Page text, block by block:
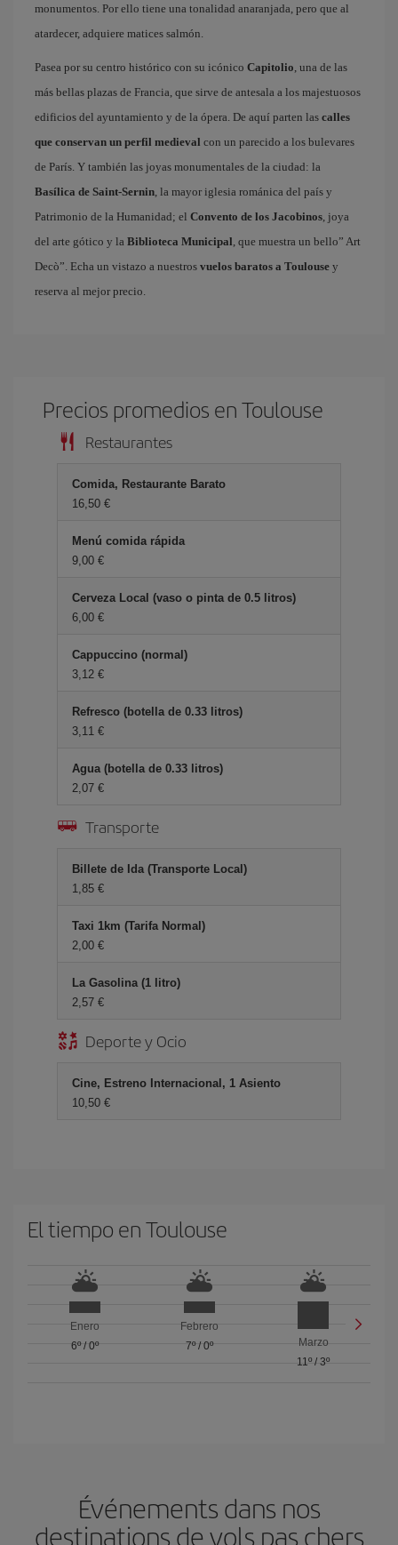
monumentos. Por ello tiene una tonalidad anaranjada, pero que al
atardecer, adquiere matices salmón.
Pasea por su centro histórico con su icónico Capitolio , una de las
más bellas plazas de Francia, que sirve de antesala a los majestuosos
edificios del ayuntamiento y de la ópera. De aquí parten las calles
que conservan un perfil medieval con un parecido a los bulevares
de París. Y también las joyas monumentales de la ciudad: la
Basílica de Saint-Sernin , la mayor iglesia románica del país y
Patrimonio de la Humanidad; el Convento de los Jacobinos , joya
del arte gótico y la Biblioteca Municipal , que muestra un bello” Art
Decò”. Echa un vistazo a nuestros vuelos baratos a Toulouse y
reserva al mejor precio.
Precios promedios en Toulouse
Restaurantes
Comida, Restaurante Barato
16,50
Menú comida rápida
9,00
Cerveza Local (vaso o pinta de 0.5 litros)
6,00
Cappuccino (normal)
3,12
Refresco (botella de 0.33 litros)
3,11
Agua (botella de 0.33 litros)
2,07
Transporte
Billete de Ida (Transporte Local)
1,85
Taxi 1km (Tarifa Normal)
2,00
La Gasolina (1 litro)
2,57
Deporte y Ocio
Cine, Estreno Internacional, 1 Asiento
10,50
El tiempo en Toulouse
Enero
6º/ 0º
Febrero
7º/ 0º
Marzo
11º /3º
Événements dans nos
destinations de vols pas chers